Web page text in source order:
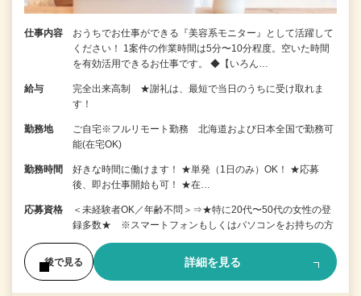
仕事内容
おうちでお仕事ができる『美容系モニター』として活躍して
ください！ 1案件の作業時間は5分〜10分程度。空いた時間
を有効活用できるお仕事です。 ◆【いろん…
給与
完全出来高制 ★謝礼は、最短で当日のうちに受け取れま
す！
勤務地
ご自宅※フルリモート勤務 北海道および日本全国で勤務可
能(在宅OK)
勤務時間
好きな時間に働けます！ ★単発（1日のみ）OK！ ★応募
後、即お仕事開始も可！ ★在…
応募資格
＜未経験者OK／年齢不問＞⇒★特に20代〜50代の女性の登
録多数★ ※スマートフォンもしくはパソコンをお持ちの方
後で見る 詳細を見る